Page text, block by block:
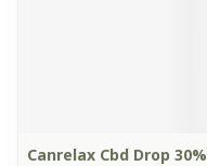
Canrelax Cbd Drop 30%